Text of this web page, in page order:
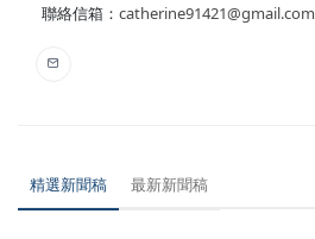
聯絡信箱： catherine91421@gmail.com
精選新聞稿 最新新聞稿